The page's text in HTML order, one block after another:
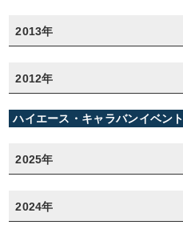
2013年
2012年
ハイエース・キャラバンイベント
2025年
2024年